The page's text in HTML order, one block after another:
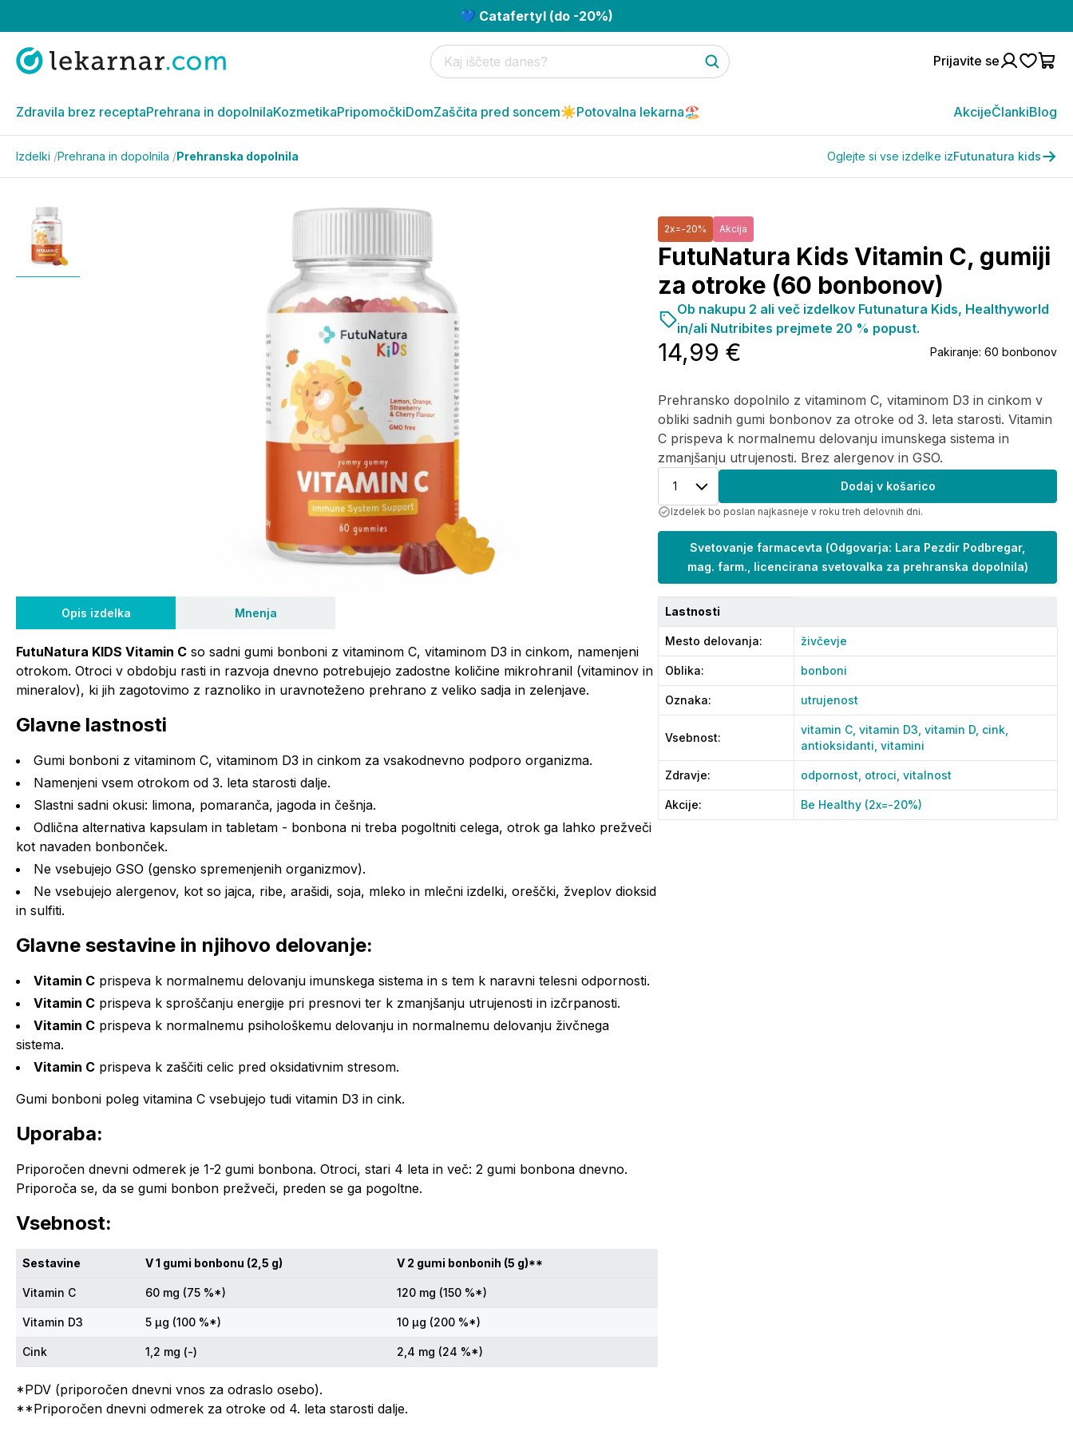
💙 Catafertyl (do -20%)
Prijavite se
Zdravila brez receptaPrehrana in dopolnilaKozmetikaPripomočkiDomZaščita pred soncem☀️Potovalna lekarna🏖️ AkcijeČlankiBlog
Izdelki /Prehrana in dopolnila /Prehranska dopolnila Oglejte si vse izdelke izFutunatura kids
Opis izdelka Mnenja
FutuNatura KIDS Vitamin C so sadni gumi bonboni z vitaminom C, vitaminom D3 in cinkom, namenjeni
otrokom. Otroci v obdobju rasti in razvoja dnevno potrebujejo zadostne količine mikrohranil (vitaminov in
mineralov), ki jih zagotovimo z raznoliko in uravnoteženo prehrano z veliko sadja in zelenjave.
Glavne lastnosti
Gumi bonboni z vitaminom C, vitaminom D3 in cinkom za vsakodnevno podporo organizma.
Namenjeni vsem otrokom od 3. leta starosti dalje.
Slastni sadni okusi: limona, pomaranča, jagoda in češnja.
Odlična alternativa kapsulam in tabletam - bonbona ni treba pogoltniti celega, otrok ga lahko prežveči
kot navaden bonbonček.
Ne vsebujejo GSO (gensko spremenjenih organizmov).
Ne vsebujejo alergenov, kot so jajca, ribe, arašidi, soja, mleko in mlečni izdelki, oreščki, žveplov dioksid
in sulfiti.
Glavne sestavine in njihovo delovanje:
Vitamin C prispeva k normalnemu delovanju imunskega sistema in s tem k naravni telesni odpornosti.
Vitamin C prispeva k sproščanju energije pri presnovi ter k zmanjšanju utrujenosti in izčrpanosti.
Vitamin C prispeva k normalnemu psihološkemu delovanju in normalnemu delovanju živčnega
sistema.
Vitamin C prispeva k zaščiti celic pred oksidativnim stresom.
Gumi bonboni poleg vitamina C vsebujejo tudi vitamin D3 in cink.
Uporaba:
Priporočen dnevni odmerek je 1-2 gumi bonbona. Otroci, stari 4 leta in več: 2 gumi bonbona dnevno.
Priporoča se, da se gumi bonbon prežveči, preden se ga pogoltne.
Vsebnost:
Sestavine V 1 gumi bonbonu (2,5 g) V 2 gumi bonbonih (5 g)**
Vitamin C 60 mg (75 %*) 120 mg (150 %*)
Vitamin D3 5 µg (100 %*) 10 µg (200 %*)
Cink 1,2 mg (-) 2,4 mg (24 %*)
*PDV (priporočen dnevni vnos za odraslo osebo).
**Priporočen dnevni odmerek za otroke od 4. leta starosti dalje.
2x=-20% Akcija
FutuNatura Kids Vitamin C, gumiji
za otroke (60 bonbonov)
Prehransko dopolnilo z vitaminom C, vitaminom D3 in cinkom v
obliki sadnih gumi bonbonov za otroke od 3. leta starosti. Vitamin
C prispeva k normalnemu delovanju imunskega sistema in
zmanjšanju utrujenosti. Brez alergenov in GSO.
14,99 € Pakiranje: 60 bonbonov
Ob nakupu 2 ali več izdelkov Futunatura Kids, Healthyworld
in/ali Nutribites prejmete 20 % popust.
1 Dodaj v košarico
Izdelek bo poslan najkasneje v roku treh delovnih dni.
Svetovanje farmacevta (Odgovarja: Lara Pezdir Podbregar,
mag. farm., licencirana svetovalka za prehranska dopolnila)
Lastnosti
Mesto delovanja: živčevje
Oblika: bonboni
Oznaka: utrujenost
Vsebnost:
vitamin C, vitamin D3, vitamin D, cink,
antioksidanti, vitamini
Zdravje: odpornost, otroci, vitalnost
Akcije: Be Healthy (2x=-20%)